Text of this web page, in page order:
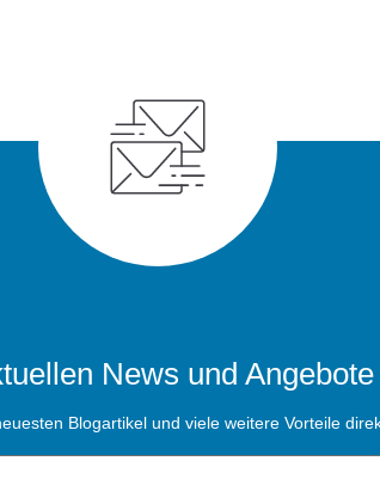
News und
Blogartikel und viele weitere Vorteile